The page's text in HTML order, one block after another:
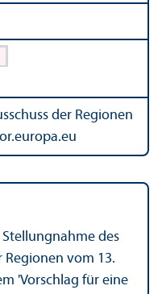
der Regionen
Stellungnahme des
Regionen vom 13.
'Vorschlag für eine